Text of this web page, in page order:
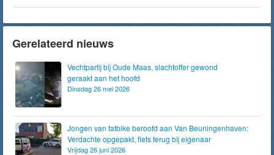
Gerelateerd nieuws
Vechtpartij bij Oude Maas, slachtoffer gewond
geraakt aan het hoofd
Dinsdag 26 mei 2026
Jongen van fatbike beroofd aan Van Beuningenhaven:
Verdachte opgepakt, fiets terug bij eigenaar
Vrijdag 26 juni 2026